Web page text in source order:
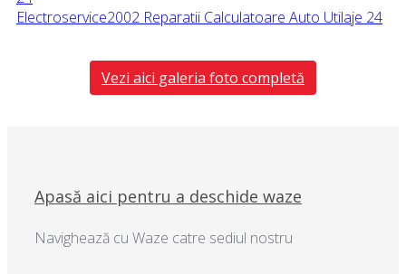
Electroservice2002 Reparatii Calculatoare Auto Utilaje 24
Vezi aici galeria foto completă
Apasă aici pentru a deschide waze
Navighează cu Waze catre sediul nostru